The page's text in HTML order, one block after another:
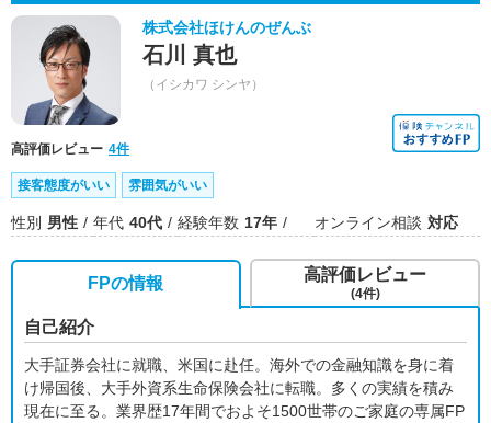
株式会社ほけんのぜんぶ
石川 真也
（イシカワ シンヤ）
高評価レビュー 4件
接客態度がいい 雰囲気がいい
性別 男性 年代 40代 経験年数 17年 オンライン相談 対応
FPの情報
自己紹介
大手証券会社に就職、米国に赴任。海外での金融知識を身に着
け帰国後、大手外資系生命保険会社に転職。多くの実績を積み
現在に至る。業界歴17年間でおよそ1500世帯のご家庭の専属FP
高評価レビュー
(4件)